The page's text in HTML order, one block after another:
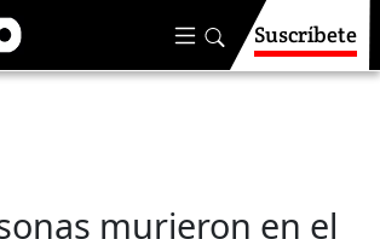
Suscríbete
murieron en el